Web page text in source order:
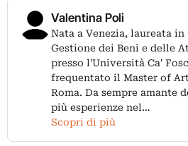
Valentina Poli
Nata a Venezia, laureata in
Gestione dei Beni e delle
presso l'Università Ca'
frequentato il Master of Art
Roma. Da sempre amante
più esperienze nel…
Scopri di più